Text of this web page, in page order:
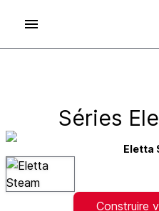
Séries
Eletta
Construire